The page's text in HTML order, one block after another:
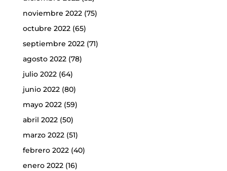
noviembre 2022(75)
octubre 2022(65)
septiembre 2022(71)
agosto 2022(78)
julio 2022(64)
junio 2022(80)
mayo 2022(59)
abril 2022(50)
marzo 2022(51)
febrero 2022(40)
enero 2022(16)